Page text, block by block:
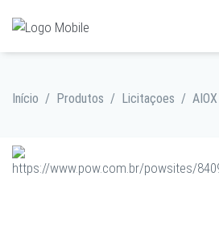
Início / Produtos / Licitaçoes /